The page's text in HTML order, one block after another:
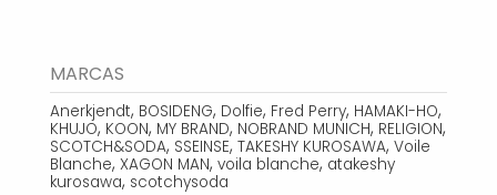
MARCAS
Anerkjendt, BOSIDENG, Dolfie, Fred Perry, HAMAKI-HO,
KHUJO, KOON, MY BRAND, NOBRAND MUNICH, RELIGION,
SCOTCH&SODA, SSEINSE, TAKESHY KUROSAWA, Voile
Blanche, XAGON MAN, voila blanche, atakeshy
kurosawa, scotchysoda